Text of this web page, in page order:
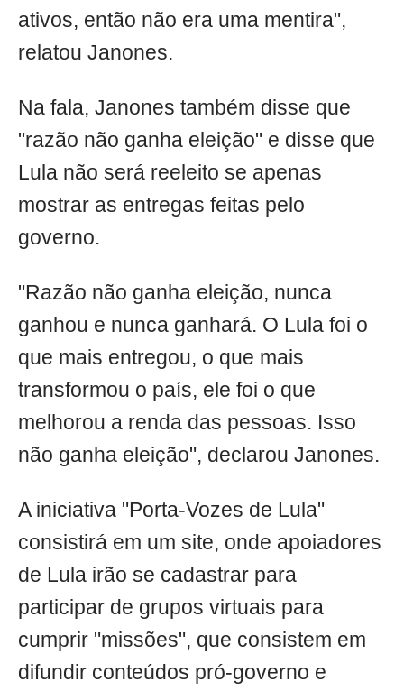
ativos, então não era uma mentira",
relatou Janones.
Na fala, Janones também disse que
"razão não ganha eleição" e disse que
Lula não será reeleito se apenas
mostrar as entregas feitas pelo
governo.
"Razão não ganha eleição, nunca
ganhou e nunca ganhará. O Lula foi o
que mais entregou, o que mais
transformou o país, ele foi o que
melhorou a renda das pessoas. Isso
não ganha eleição", declarou Janones.
A iniciativa "Porta-Vozes de Lula"
consistirá em um site, onde apoiadores
de Lula irão se cadastrar para
participar de grupos virtuais para
cumprir "missões", que consistem em
difundir conteúdos pró-governo e